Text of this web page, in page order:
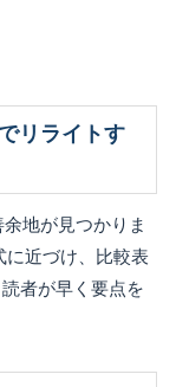
リライトす
地が見つかりま
に近づけ、比較表
者が早く要点を